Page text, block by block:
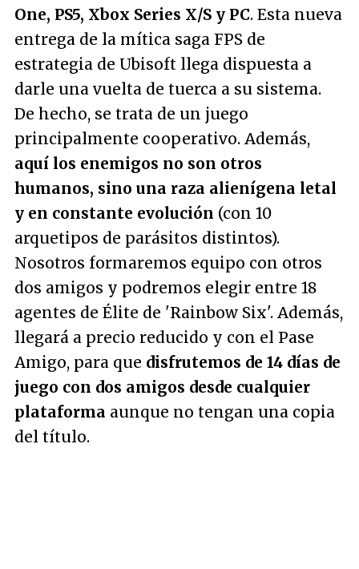
One, PS5, Xbox Series X/S y PC. Esta nueva
entrega de la mítica saga FPS de
estrategia de Ubisoft llega dispuesta a
darle una vuelta de tuerca a su sistema.
De hecho, se trata de un juego
principalmente cooperativo. Además,
aquí los enemigos no son otros
humanos, sino una raza alienígena letal
y en constante evolución (con 10
arquetipos de parásitos distintos).
Nosotros formaremos equipo con otros
dos amigos y podremos elegir entre 18
agentes de Élite de 'Rainbow Six'. Además,
llegará a precio reducido y con el Pase
Amigo, para que disfrutemos de 14 días de
juego con dos amigos desde cualquier
plataforma aunque no tengan una copia
del título.